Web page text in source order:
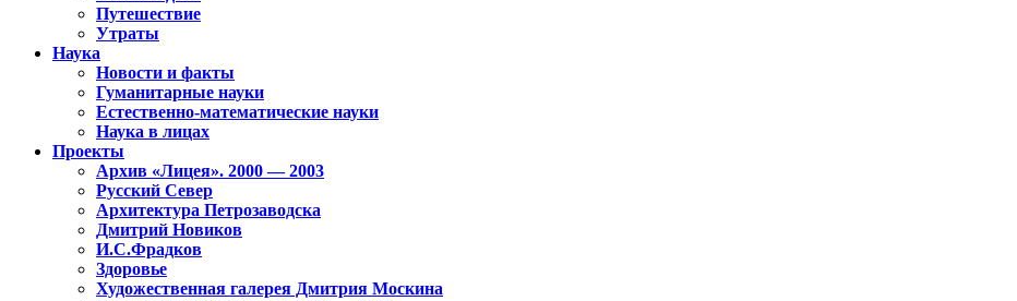
Путешествие
Утраты
Наука
Новости и факты
Гуманитарные науки
Естественно-математические науки
Наука в лицах
Проекты
Архив «Лицея». 2000 — 2003
Русский Север
Архитектура Петрозаводска
Дмитрий Новиков
И.С.Фрадков
Здоровье
Художественная галерея Дмитрия Москина